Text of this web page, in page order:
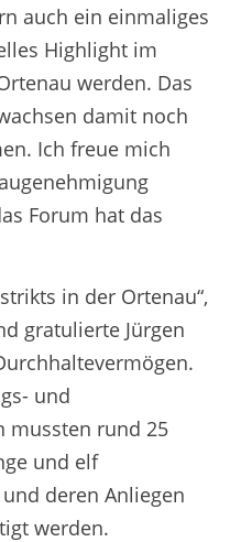
auch ein einmaliges
Highlight im
werden. Das
damit noch
Ich freue mich
Forum hat das
in der Ortenau“,
gratulierte Jürgen
und
mussten rund 25
und elf
deren Anliegen
werden.